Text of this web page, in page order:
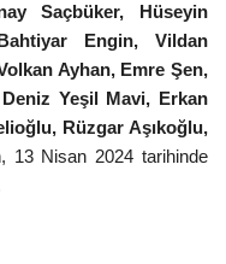
Saçbüker, Hüseyin
Engin, Vildan
Ayhan, Emre Şen,
Yeşil Mavi, Erkan
Rüzgar Aşıkoğlu,
13 Nisan 2024 tarihinde